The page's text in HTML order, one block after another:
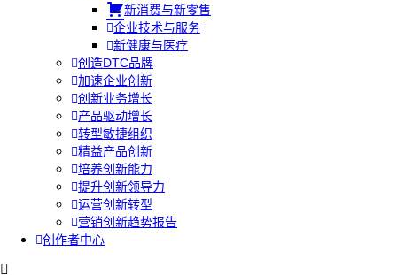
新消费与新零售
企业技术与服务
新健康与医疗
创造DTC品牌
加速企业创新
创新业务增长
产品驱动增长
转型敏捷组织
精益产品创新
培养创新能力
提升创新领导力
运营创新转型
营销创新趋势报告
创作者中心